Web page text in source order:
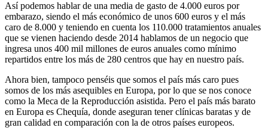
Así podemos hablar de una media de gasto de 4.000 euros por
embarazo, siendo el más económico de unos 600 euros y el más
caro de 8.000 y teniendo en cuenta los 110.000 tratamientos anuales
que se vienen haciendo desde 2014 hablamos de un negocio que
ingresa unos 400 mil millones de euros anuales como mínimo
repartidos entre los más de 280 centros que hay en nuestro país.
Ahora bien, tampoco penséis que somos el país más caro pues
somos de los más asequibles en Europa, por lo que se nos conoce
como la Meca de la Reproducción asistida. Pero el país más barato
en Europa es Chequía, donde aseguran tener clínicas baratas y de
gran calidad en comparación con la de otros países europeos.